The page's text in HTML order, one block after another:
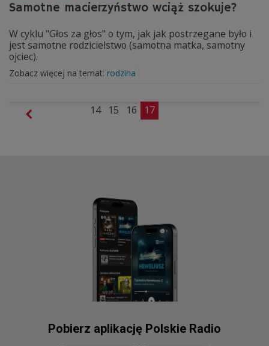
Samotne macierzyństwo wciąż szokuje?
W cyklu "Głos za głos" o tym, jak jak postrzegane było i
jest samotne rodzicielstwo (samotna matka, samotny
ojciec).
Zobacz więcej na temat: rodzina
14 15 16 17
Pobierz aplikację Polskie Radio